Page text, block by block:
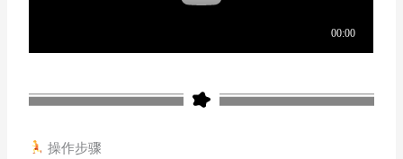
操作步骤